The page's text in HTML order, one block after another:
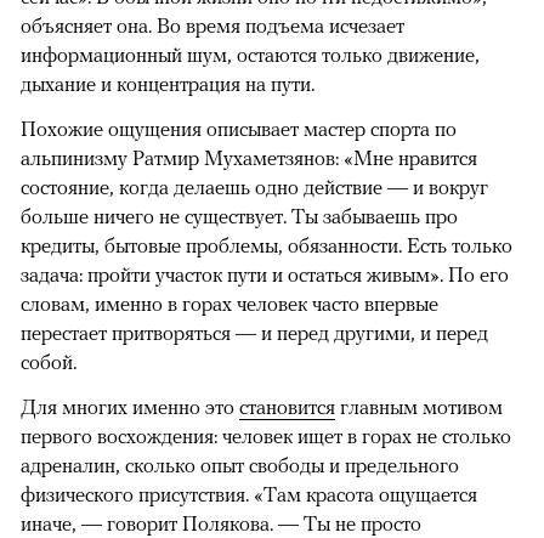
объясняет она. Во время подъема исчезает
информационный шум, остаются только движение,
дыхание и концентрация на пути.
Похожие ощущения описывает мастер спорта по
альпинизму Ратмир Мухаметзянов: «Мне нравится
состояние, когда делаешь одно действие — и вокруг
больше ничего не существует. Ты забываешь про
кредиты, бытовые проблемы, обязанности. Есть только
задача: пройти участок пути и остаться живым». По его
словам, именно в горах человек часто впервые
перестает притворяться — и перед другими, и перед
собой.
Для многих именно это становится главным мотивом
первого восхождения: человек ищет в горах не столько
адреналин, сколько опыт свободы и предельного
физического присутствия. «Там красота ощущается
иначе, — говорит Полякова. — Ты не просто